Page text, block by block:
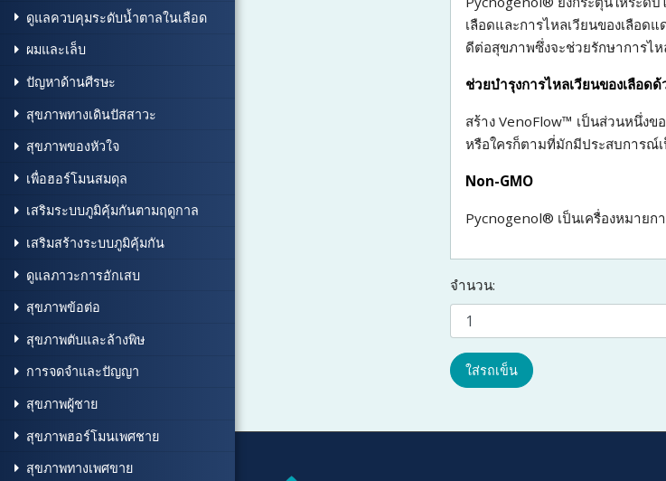
ดูแลควบคุมระดับน้ำตาลในเลือด
ผมและเล็บ
ปัญหาด้านศีรษะ
สุขภาพทางเดินปัสสาวะ
สุขภาพของหัวใจ
เพื่อฮอร์โมนสมดุล
เสริมระบบภูมิคุ้มกันตามฤดูกาล
เสริมสร้างระบบภูมิคุ้มกัน
ดูแลภาวะการอักเสบ
สุขภาพข้อต่อ
สุขภาพตับและล้างพิษ
การจดจำและปัญญา
สุขภาพผู้ชาย
สุขภาพฮอร์โมนเพศชาย
สุขภาพทางเพศขาย
เลือดและการไหลเวียนของเลือด
ดีต่อสุขภาพซึ่งจะช่วยรักษาการไห
ช่วยบำรุงการไหลเวียนของเลือด
สร้าง VenoFlow™ เป็นส่วนหนึ่ง
หรือใครก็ตามที่มักมีประสบการณ์
Non-GMO
Pycnogenol® เป็นเครื่องหมาย
จำนวน:
ใส่รถเข็น